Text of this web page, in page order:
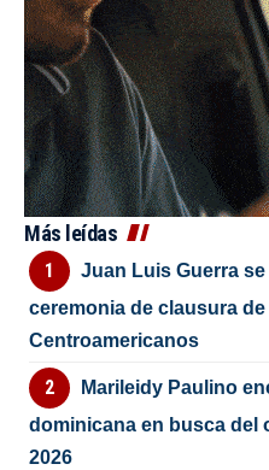
Más leídas
Juan Luis Guerra
ceremonia de clausura
Centroamericanos
Marileidy Paulino
dominicana en busca del
2026